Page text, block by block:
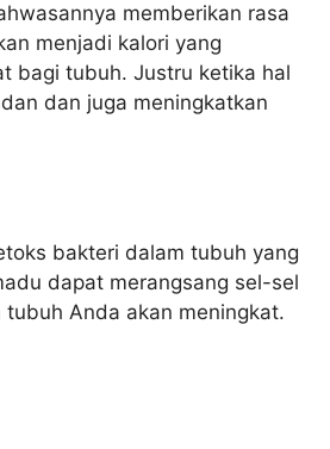
memberikan rasa
menjadi kalori yang
bagi tubuh. Justru ketika hal
dan juga meningkatkan
bakteri dalam tubuh yang
dapat merangsang sel-sel
Anda akan meningkat.